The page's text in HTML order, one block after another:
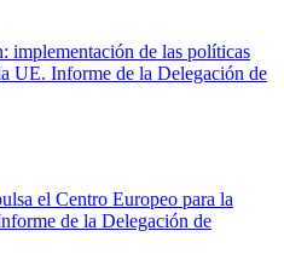
implementación de las políticas
UE. Informe de la Delegación de
el Centro Europeo para la
de la Delegación de